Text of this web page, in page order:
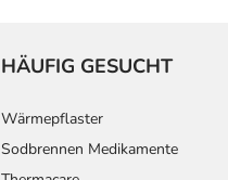
HÄUFIG GESUCHT
Wärmepflaster
Sodbrennen Medikamente